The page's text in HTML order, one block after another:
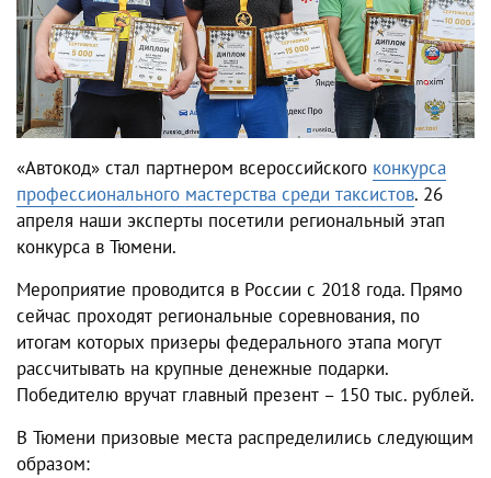
«Автокод» стал партнером всероссийского конкурса
профессионального мастерства среди таксистов. 26
апреля наши эксперты посетили региональный этап
конкурса в Тюмени.
Мероприятие проводится в России с 2018 года. Прямо
сейчас проходят региональные соревнования, по
итогам которых призеры федерального этапа могут
рассчитывать на крупные денежные подарки.
Победителю вручат главный презент – 150 тыс. рублей.
В Тюмени призовые места распределились следующим
образом: